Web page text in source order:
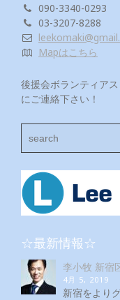
090-3340-0293
03-3207-8288
Mapはこちら
後援会ボランティア
にご連絡下さい！
☆最新情報☆
李小牧 新宿
4月 5, 2019
新宿をより